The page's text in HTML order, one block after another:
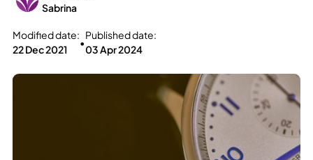
Sabrina
Modified date:
22 Dec 2021
•
Published date:
03 Apr 2024